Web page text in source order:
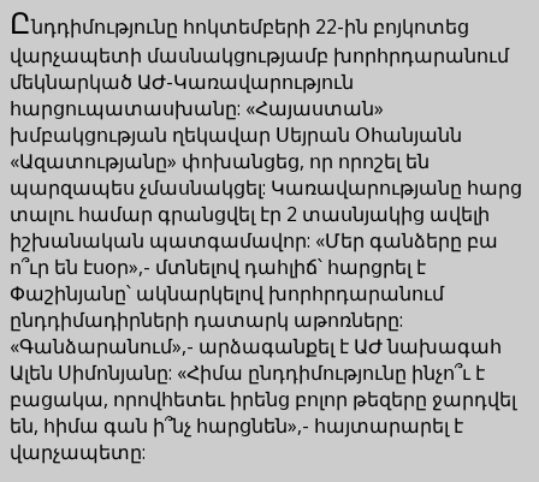
Ընդդիմությունը հոկտեմբերի 22-ին բոյկոտեց
վարչապետի մասնակցությամբ խորհրդարանում
մեկնարկած ԱԺ-Կառավարություն
հարցուպատասխանը: «Հայաստան»
խմբակցության ղեկավար Սեյրան Օհանյանն
«Ազատությանը» փոխանցեց, որ որոշել են
պարզապես չմասնակցել: Կառավարությանը հարց
տալու համար գրանցվել էր 2 տասնյակից ավելի
իշխանական պատգամավոր: «Մեր գանձերը բա
ո՞ւր են էսօր»,- մտնելով դահլիճ՝ հարցրել է
Փաշինյանը՝ ակնարկելով խորհրդարանում
ընդդիմադիրների դատարկ աթոռները:
«Գանձարանում»,- արձագանքել է ԱԺ նախագահ
Ալեն Սիմոնյանը: «Հիմա ընդդիմությունը ինչո՞ւ է
բացակա, որովհետեւ իրենց բոլոր թեզերը ջարդվել
են, հիմա գան ի՞նչ հարցնեն»,- հայտարարել է
վարչապետը: